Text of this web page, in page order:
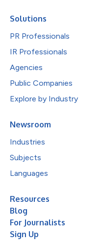
Solutions
PR Professionals
IR Professionals
Agencies
Public Companies
Explore by Industry
Newsroom
Industries
Subjects
Languages
Resources
Blog
For Journalists
Sign Up